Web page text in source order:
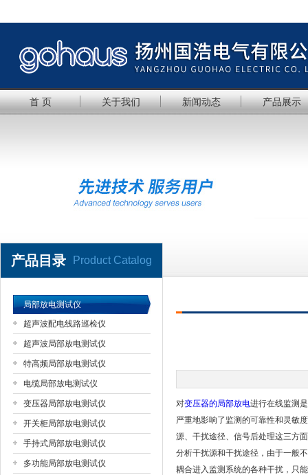
扬州国浩电气有限公司
首 页 关于我们 新闻动态 产品展示
产品目录 Product Catalog
局部放电测试仪
超声波配电线路巡检仪
超声波局部放电测试仪
特高频局部放电测试仪
电缆局部放电测试仪
变压器局部放电测试仪
开关柜局部放电测试仪
手持式局部放电测试仪
多功能局部放电测试仪
对变压器的局部放电进行在线监测
严重地影响了监测的可靠性和灵敏
源、干扰途径、信号后处理这三方
分析干扰源和干扰途径，由于一般
耦合进入监测系统的各种干扰，只